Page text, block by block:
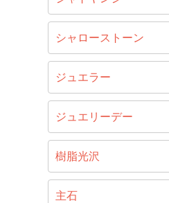
シャローストーン
ジュエラー
ジュエリーデー
樹脂光沢
主石